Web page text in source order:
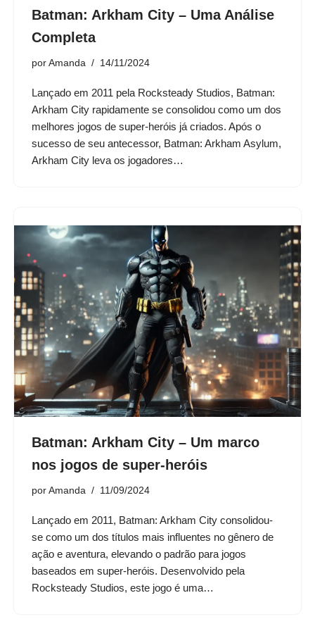
Batman: Arkham City – Uma Análise
Completa
por Amanda 14/11/2024
Lançado em 2011 pela Rocksteady Studios, Batman:
Arkham City rapidamente se consolidou como um dos
melhores jogos de super-heróis já criados. Após o
sucesso de seu antecessor, Batman: Arkham Asylum,
Arkham City leva os jogadores…
Batman: Arkham City – Um marco
nos jogos de super-heróis
por Amanda 11/09/2024
Lançado em 2011, Batman: Arkham City consolidou-
se como um dos títulos mais influentes no gênero de
ação e aventura, elevando o padrão para jogos
baseados em super-heróis. Desenvolvido pela
Rocksteady Studios, este jogo é uma…